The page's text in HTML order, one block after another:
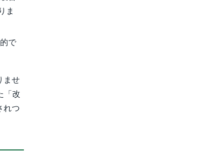
ま
で
ませ
「改
れつ